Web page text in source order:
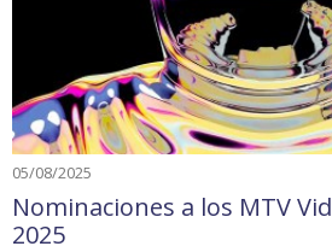
05/08/2025
Nominaciones a los MTV
2025